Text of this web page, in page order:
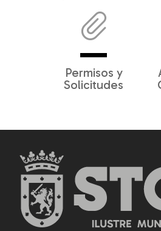
Permisos y
Solicitudes